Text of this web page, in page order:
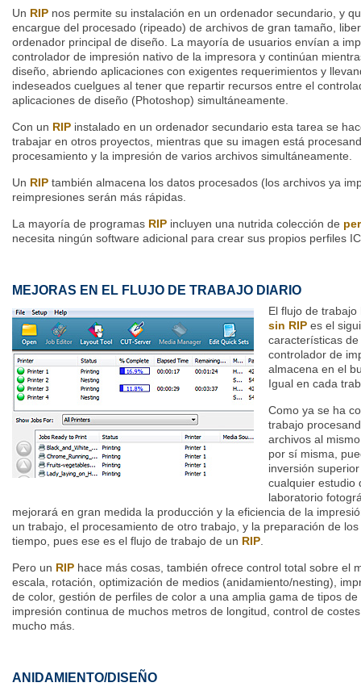
Un RIP nos permite su instalación en un ordenador secundario, y
encargue del procesado (ripeado) de archivos de gran tamaño,
ordenador principal de diseño. La mayoría de usuarios envían a
controlador de impresión nativo de la impresora y continúan
diseño, abriendo aplicaciones con exigentes requerimientos y
indeseados cuelgues al tener que repartir recursos entre el
aplicaciones de diseño (Photoshop) simultáneamente.
Con un RIP instalado en un ordenador secundario esta tarea se
trabajar en otros proyectos, mientras que su imagen está
procesamiento y la impresión de varios archivos simultáneamente.
Un RIP también almacena los datos procesados (los archivos ya
reimpresiones serán más rápidas.
La mayoría de programas RIP incluyen una nutrida colección de
necesita ningún software adicional para crear sus propios perfiles
MEJORAS EN EL FLUJO DE TRABAJO DIARIO
El flujo de
sin RIPes el
características
controlador de
almacena en el
Igual en cada
Como ya se ha
trabajo
archivos al
por sí misma,
inversión
cualquier estudio
laboratorio
mejorará en gran medida la producción y la eficiencia de la
un trabajo, el procesamiento de otro trabajo, y la preparación de
tiempo, pues ese es el flujo de trabajo de un RIP.
Pero un RIP hace más cosas, también ofrece control total sobre el
escala, rotación, optimización de medios (anidamiento/nesting),
de color, gestión de perfiles de color a una amplia gama de tipos
impresión continua de muchos metros de longitud, control de
mucho más.
ANIDAMIENTO/DISEÑO